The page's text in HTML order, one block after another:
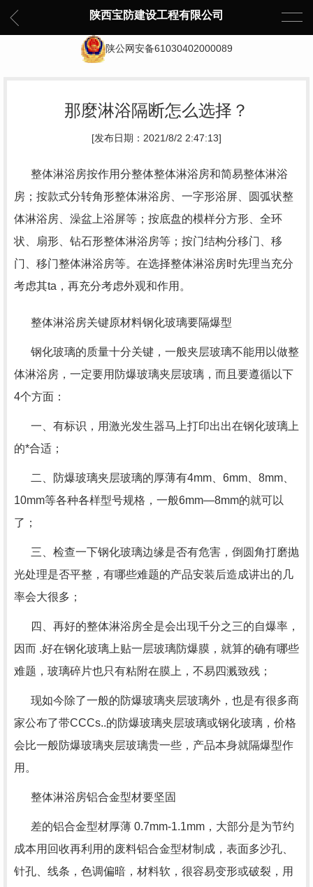
陕西宝防建设工程有限公司
陕公网安备61030402000089
那麼淋浴隔断怎么选择？
[发布日期：2021/8/2 2:47:13]
整体淋浴房按作用分整体整体淋浴房和简易整体淋浴
房；按款式分转角形整体淋浴房、一字形浴屏、圆弧状整
体淋浴房、澡盆上浴屏等；按底盘的模样分方形、全环
状、扇形、钻石形整体淋浴房等；按门结构分移门、移
门、移门整体淋浴房等。在选择整体淋浴房时先理当充分
考虑其ta，再充分考虑外观和作用。
整体淋浴房关键原材料钢化玻璃要隔爆型
钢化玻璃的质量十分关键，一般夹层玻璃不能用以做整
体淋浴房，一定要用防爆玻璃夹层玻璃，而且要遵循以下
4个方面：
一、有标识，用激光发生器马上打印出出在钢化玻璃上
的*合适；
二、防爆玻璃夹层玻璃的厚薄有4mm、6mm、8mm、
10mm等各种各样型号规格，一般6mm―8mm的就可以
了；
三、检查一下钢化玻璃边缘是否有危害，倒圆角打磨抛
光处理是否平整，有哪些难题的产品安装后造成讲出的几
率会大很多；
四、再好的整体淋浴房全是会出现千分之三的自爆率，
因而 .好在钢化玻璃上贴一层玻璃防爆膜，就算的确有哪些
难题，玻璃碎片也只有粘附在膜上，不易四溅致残；
现如今除了一般的防爆玻璃夹层玻璃外，也是有很多商
家公布了带CCCs..的防爆玻璃夹层玻璃或钢化玻璃，价格
会比一般防爆玻璃夹层玻璃贵一些，产品本身就隔爆型作
用。
整体淋浴房铝合金型材要坚固
差的铝合金型材厚薄 0.7mm-1.1mm，大部分是为节约
成本用回收再利用的废料铝合金型材制成，表面多沙孔、
针孔、线条，色调偏暗，材料软，很容易变形或破裂，用